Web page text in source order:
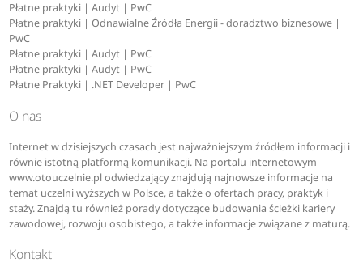
Płatne praktyki | Audyt | PwC
Płatne praktyki | Odnawialne Źródła Energii - doradztwo biznesowe |
PwC
Płatne praktyki | Audyt | PwC
Płatne praktyki | Audyt | PwC
Płatne Praktyki | .NET Developer | PwC
O nas
Internet w dzisiejszych czasach jest najważniejszym źródłem informacji i
równie istotną platformą komunikacji. Na portalu internetowym
www.otouczelnie.pl odwiedzający znajdują najnowsze informacje na
temat uczelni wyższych w Polsce, a także o ofertach pracy, praktyk i
staży. Znajdą tu również porady dotyczące budowania ścieżki kariery
zawodowej, rozwoju osobistego, a także informacje związane z maturą.
Kontakt